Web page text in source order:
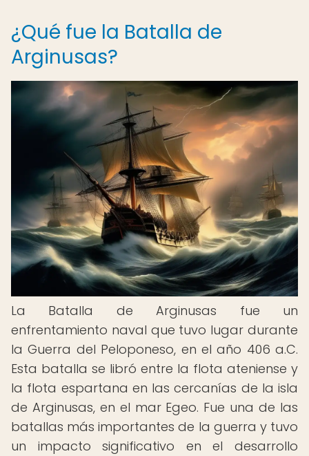
¿Qué fue la Batalla de
Arginusas?
La Batalla de Arginusas fue un
enfrentamiento naval que tuvo lugar durante
la Guerra del Peloponeso, en el año 406 a.C.
Esta batalla se libró entre la flota ateniense y
la flota espartana en las cercanías de la isla
de Arginusas, en el mar Egeo. Fue una de las
batallas más importantes de la guerra y tuvo
un impacto significativo en el desarrollo